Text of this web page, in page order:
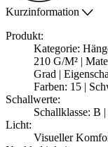
Kurzinformation
Produkt:
Kategorie:
210 G/M² |
Grad |
Farben: 15 |
Schallwerte:
Schallklasse: B
Licht:
Visueller